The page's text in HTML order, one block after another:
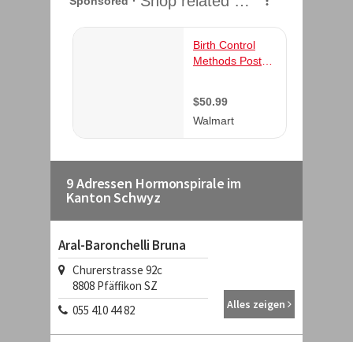
9 Adressen Hormonspirale im
Kanton Schwyz
Aral-Baronchelli Bruna
Churerstrasse 92c
8808 Pfäffikon SZ
055 410 44 82
Alles zeigen